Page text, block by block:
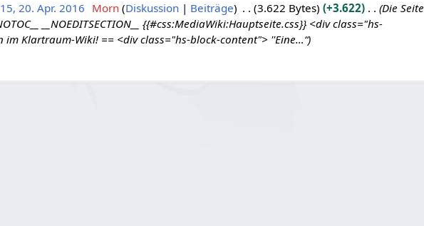
20. Apr. 2016 Morn Diskussion Beiträge 3.622 Bytes +3.622
Die Seite
__NOEDITSECTION__ {{#css:MediaWiki:Hauptseite.css}} <div class="hs-
im Klartraum-Wiki! == <div class="hs-block-content"> ''Eine…“